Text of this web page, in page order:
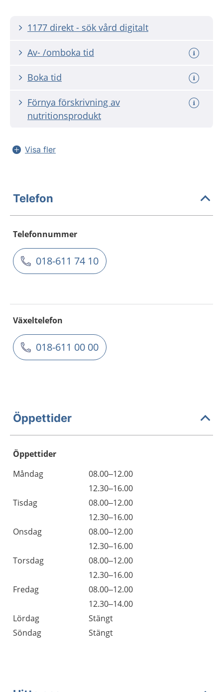
1177 direkt - sök vård digitalt
Av- /omboka tid
Boka tid
Förnya förskrivning av
nutritionsprodukt
Visa fler
Telefon
Telefonnummer
018-611 74 10
Växeltelefon
018-611 00 00
Öppettider
Öppettider
Dag
Öppettider
Kommentarer
Måndag
08.00–12.00
12.30–16.00
Tisdag
08.00–12.00
12.30–16.00
Onsdag
08.00–12.00
12.30–16.00
Torsdag
08.00–12.00
12.30–16.00
Fredag
08.00–12.00
12.30–14.00
Lördag
Stängt
Söndag
Stängt